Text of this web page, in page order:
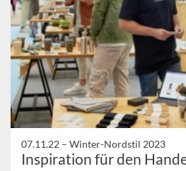
07.11.22 – Winter-Nordstil 2023
Inspiration für den